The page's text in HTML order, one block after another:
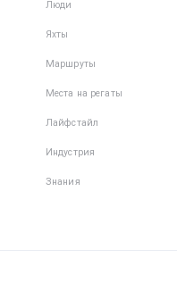
Люди
Яхты
Маршруты
Места на регаты
Лайфстайл
Индустрия
Знания